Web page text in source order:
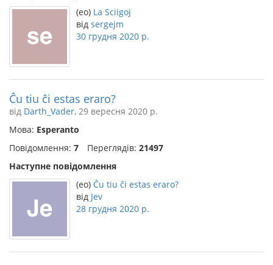
(eo) La Sciigoj
від sergejm
30 грудня 2020 р.
Ĉu tiu ĉi estas eraro?
від Darth_Vader, 29 вересня 2020 р.
Мова: Esperanto
Повідомлення: 7 Переглядів: 21497
Наступне повідомлення
(eo) Ĉu tiu ĉi estas eraro?
від Jev
28 грудня 2020 р.